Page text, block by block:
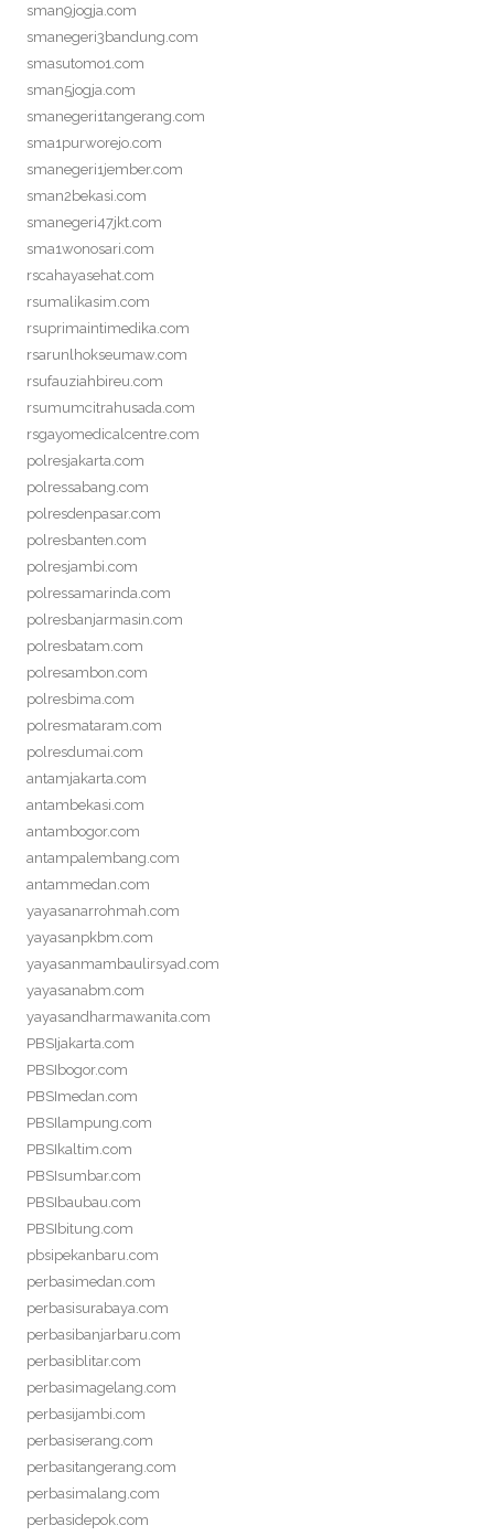
sman9jogja.com
smanegeri3bandung.com
smasutomo1.com
sman5jogja.com
smanegeri1tangerang.com
sma1purworejo.com
smanegeri1jember.com
sman2bekasi.com
smanegeri47jkt.com
sma1wonosari.com
rscahayasehat.com
rsumalikasim.com
rsuprimaintimedika.com
rsarunlhokseumaw.com
rsufauziahbireu.com
rsumumcitrahusada.com
rsgayomedicalcentre.com
polresjakarta.com
polressabang.com
polresdenpasar.com
polresbanten.com
polresjambi.com
polressamarinda.com
polresbanjarmasin.com
polresbatam.com
polresambon.com
polresbima.com
polresmataram.com
polresdumai.com
antamjakarta.com
antambekasi.com
antambogor.com
antampalembang.com
antammedan.com
yayasanarrohmah.com
yayasanpkbm.com
yayasanmambaulirsyad.com
yayasanabm.com
yayasandharmawanita.com
PBSIjakarta.com
PBSIbogor.com
PBSImedan.com
PBSIlampung.com
PBSIkaltim.com
PBSIsumbar.com
PBSIbaubau.com
PBSIbitung.com
pbsipekanbaru.com
perbasimedan.com
perbasisurabaya.com
perbasibanjarbaru.com
perbasiblitar.com
perbasimagelang.com
perbasijambi.com
perbasiserang.com
perbasitangerang.com
perbasimalang.com
perbasidepok.com